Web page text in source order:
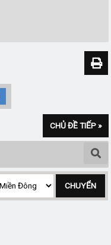
CHỦ ĐỀ TIẾP »